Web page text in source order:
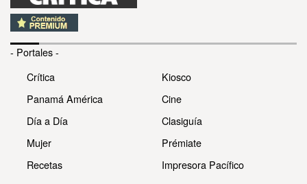
- Portales -
Crítica
Panamá América
Día a Día
Mujer
Recetas
Kiosco
Cine
Clasiguía
Prémiate
Impresora Pacífico